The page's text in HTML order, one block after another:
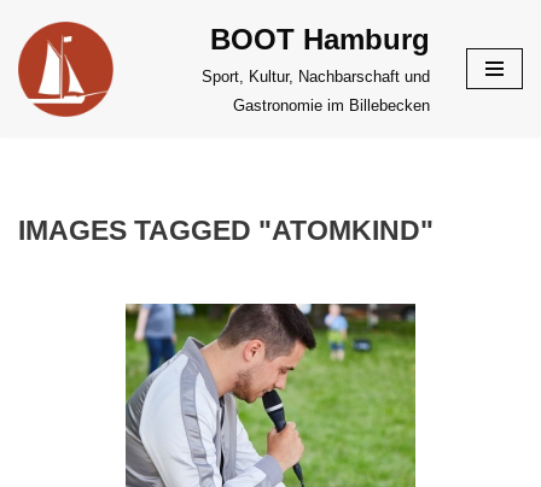
Zum
Inhalt
springen
BOOT Hamburg
Sport, Kultur, Nachbarschaft und
Gastronomie im Billebecken
IMAGES TAGGED "ATOMKIND"